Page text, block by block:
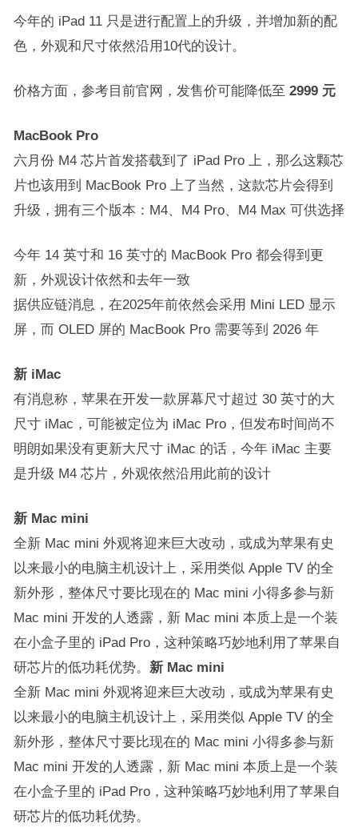
今年的 iPad 11 只是进行配置上的升级，并增加新的配
色，外观和尺寸依然沿用10代的设计。
价格方面，参考目前官网，发售价可能降低至 2999 元
MacBook Pro
六月份 M4 芯片首发搭载到了 iPad Pro 上，那么这颗芯
片也该用到 MacBook Pro 上了当然，这款芯片会得到
升级，拥有三个版本：M4、M4 Pro、M4 Max 可供选择
今年 14 英寸和 16 英寸的 MacBook Pro 都会得到更
新，外观设计依然和去年一致
据供应链消息，在2025年前依然会采用 Mini LED 显示
屏，而 OLED 屏的 MacBook Pro 需要等到 2026 年
新 iMac
有消息称，苹果在开发一款屏幕尺寸超过 30 英寸的大
尺寸 iMac，可能被定位为 iMac Pro，但发布时间尚不
明朗如果没有更新大尺寸 iMac 的话，今年 iMac 主要
是升级 M4 芯片，外观依然沿用此前的设计
新 Mac mini
全新 Mac mini 外观将迎来巨大改动，或成为苹果有史
以来最小的电脑主机设计上，采用类似 Apple TV 的全
新外形，整体尺寸要比现在的 Mac mini 小得多参与新
Mac mini 开发的人透露，新 Mac mini 本质上是一个装
在小盒子里的 iPad Pro，这种策略巧妙地利用了苹果自
研芯片的低功耗优势。 新 Mac mini
全新 Mac mini 外观将迎来巨大改动，或成为苹果有史
以来最小的电脑主机设计上，采用类似 Apple TV 的全
新外形，整体尺寸要比现在的 Mac mini 小得多参与新
Mac mini 开发的人透露，新 Mac mini 本质上是一个装
在小盒子里的 iPad Pro，这种策略巧妙地利用了苹果自
研芯片的低功耗优势。